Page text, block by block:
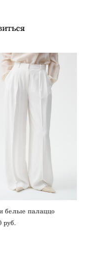
белые палаццо
pуб.